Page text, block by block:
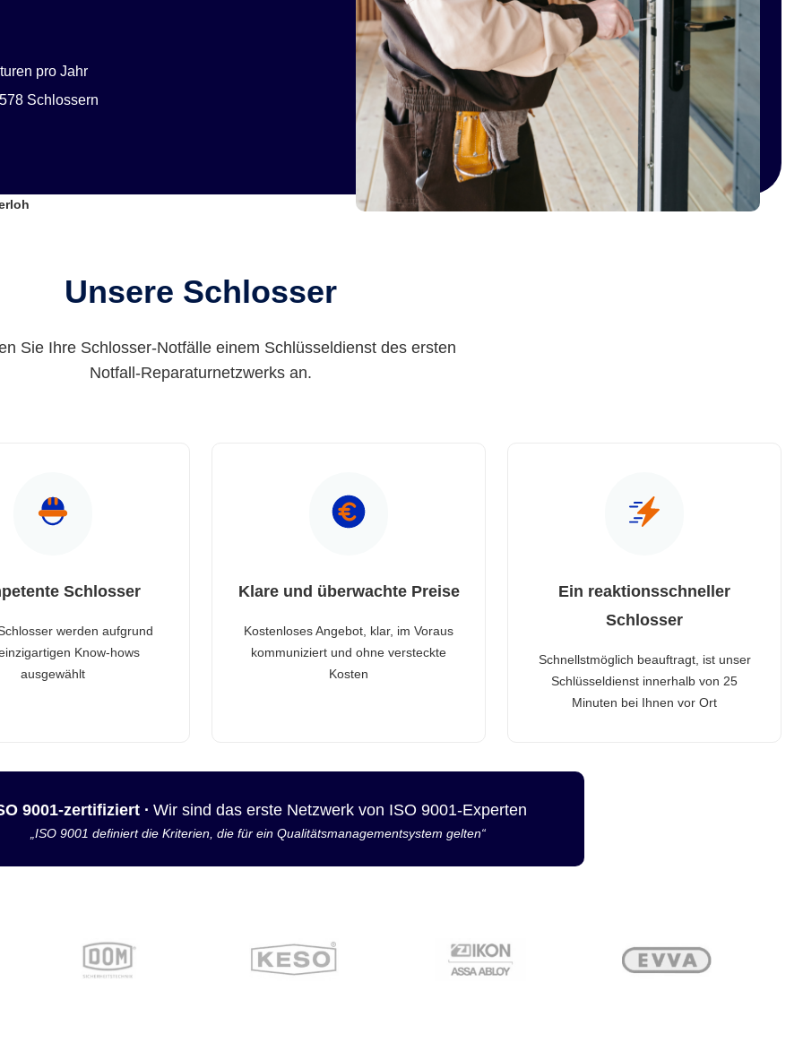
pro Jahr
Schlossern
Unsere Schlosser
Sie Ihre Schlosser-Notfälle einem Schlüsseldienst des ersten
Notfall-Reparaturnetzwerks an.
Schlosser
werden aufgrund
Know-hows
ausgewählt
Klare und überwachte Preise
Kostenloses Angebot, klar, im Voraus
kommuniziert und ohne versteckte
Kosten
Ein reaktionsschneller
Schlosser
Schnellstmöglich beauftragt, ist unser
Schlüsseldienst innerhalb von 25
Minuten bei Ihnen vor Ort
9001-zertifiziert · Wir sind das erste Netzwerk von ISO 9001-Experten
„ISO 9001 definiert die Kriterien, die für ein Qualitätsmanagementsystem gelten“